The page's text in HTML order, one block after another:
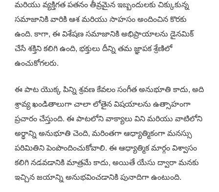
మరియు వ్యక్తిగత పతనం తీవ్రమైన ఇబ్బందులకు చిక్కుకున్న
సమాజానికి వారికి ఆశ మరియు సాహసం అందించిన కొరకు
ఉంది. కాగా, ఈ విశేషణ సమాజానికి అభిప్రాయాలను డైనమిక్
చేసే శక్తిని కలిగి ఉంది, భక్తులు దీన్ని తమ జ్ఞాపక శ్రేణిలో
ఉంచుకోగలరు.
ఈ పాట యొక్క పిన్ని శ్రవణ కేవలం సంగీత అనుభూతి కాదు, అది
శ్రావ్య ఖండితాలుగా చాలా లోతైన విషయాలను ఉత్సాహంగా
ప్రచారం చేస్తుంది. ఈ పాటలోని వాక్యాలు విని మరియు వాటిలోని
అర్థాన్ని అనుభూతి చెంది, మరింతగా ఆధ్యాత్మికంగా మనస్సు
పరిమితిని పెంపొందించుకోవాలి. ఈ ఆధ్యాత్మిక మార్గం విశ్వాసం
కలిగి నడవడానికి మాత్రమే కాదు, అయితే యేసు ద్వారా మనకు
ఇచ్చిన జయాన్ని అనుభవించడానికి పునాదిగా ఉంటుంది.